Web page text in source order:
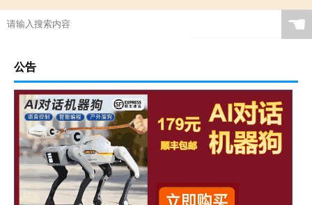
☚
公告